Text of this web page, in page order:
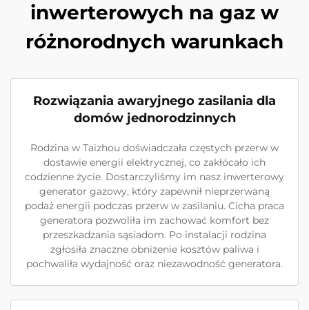
inwerterowych na gaz w
różnorodnych warunkach
Rozwiązania awaryjnego zasilania dla
domów jednorodzinnych
Rodzina w Taizhou doświadczała częstych przerw w
dostawie energii elektrycznej, co zakłócało ich
codzienne życie. Dostarczyliśmy im nasz inwerterowy
generator gazowy, który zapewnił nieprzerwaną
podaż energii podczas przerw w zasilaniu. Cicha praca
generatora pozwoliła im zachować komfort bez
przeszkadzania sąsiadom. Po instalacji rodzina
zgłosiła znaczne obniżenie kosztów paliwa i
pochwaliła wydajność oraz niezawodność generatora.